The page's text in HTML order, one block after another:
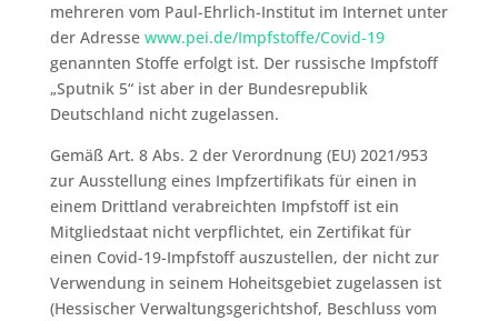
mehreren vom Paul-Ehrlich-Institut im Internet unter
der Adresse www.pei.de/Impfstoffe/Covid-19
genannten Stoffe erfolgt ist. Der russische Impfstoff
„Sputnik 5“ ist aber in der Bundesrepublik
Deutschland nicht zugelassen.
Gemäß Art. 8 Abs. 2 der Verordnung (EU) 2021/953
zur Ausstellung eines Impfzertifikats für einen in
einem Drittland verabreichten Impfstoff ist ein
Mitgliedstaat nicht verpflichtet, ein Zertifikat für
einen Covid-19-Impfstoff auszustellen, der nicht zur
Verwendung in seinem Hoheitsgebiet zugelassen ist
(Hessischer Verwaltungsgerichtshof, Beschluss vom